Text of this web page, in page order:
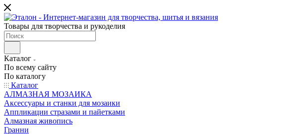
Товары для творчества и рукоделия
Каталог
По всему сайту
По каталогу
Каталог
АЛМАЗНАЯ МОЗАИКА
Аксессуары и станки для мозаики
Аппликации стразами и пайетками
Алмазная живопись
Гранни